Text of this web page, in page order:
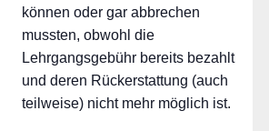
können oder gar abbrechen
mussten, obwohl die
Lehrgangsgebühr bereits bezahlt
und deren Rückerstattung (auch
teilweise) nicht mehr möglich ist.